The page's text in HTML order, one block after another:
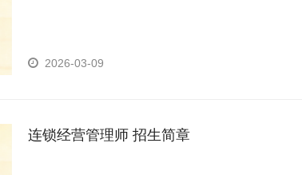
2026-03-09
连锁经营管理师 招生简章